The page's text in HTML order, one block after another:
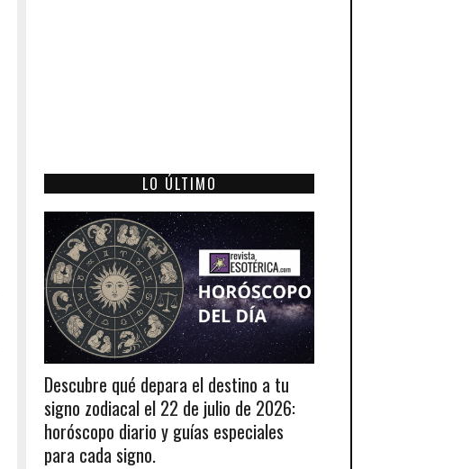
LO ÚLTIMO
Descubre qué depara el destino a tu
signo zodiacal el 22 de julio de 2026:
horóscopo diario y guías especiales
para cada signo.